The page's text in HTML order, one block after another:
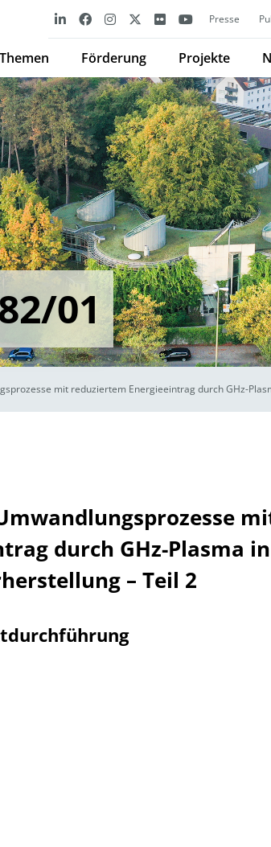
Presse
Themen Förderung Projekte
01
mit reduziertem Energieeintrag durch GHz-
durch GHz-Plasma
– Teil 2